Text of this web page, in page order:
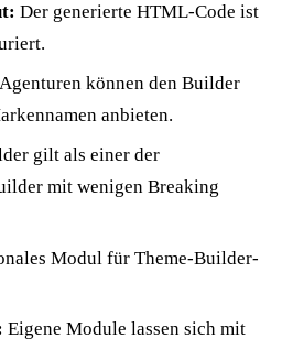
Der generierte HTML-Code ist
Agenturen können den Builder
anbieten.
gilt als einer der
mit wenigen Breaking
Modul für Theme-Builder-
Eigene Module lassen sich mit